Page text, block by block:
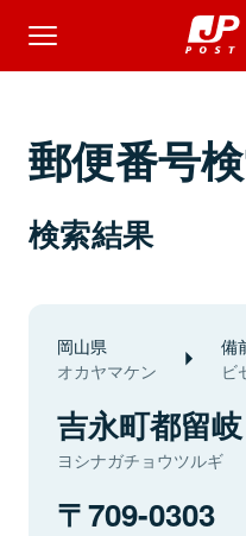
郵便番号
検索結果
岡山県
オカヤマケン
備
ビ
吉永町都留岐
ヨシナガチョウツルギ
709-0303